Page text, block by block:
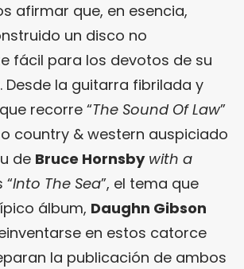
afirmar que, en esencia,
un disco no
fácil para los devotos de su
Desde la guitarra fibrilada y
recorre “The Sound Of Law”
country & western auspiciado
de Bruce Hornsby with a
“Into The Sea”, el tema que
álbum, Daughn Gibson
en estos catorce
la publicación de ambos